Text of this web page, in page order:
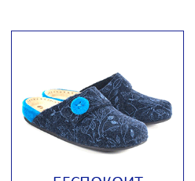
Ирландский картофельный суп
Суп из пастернака
Пряный морковный суп во время
зимних холодов